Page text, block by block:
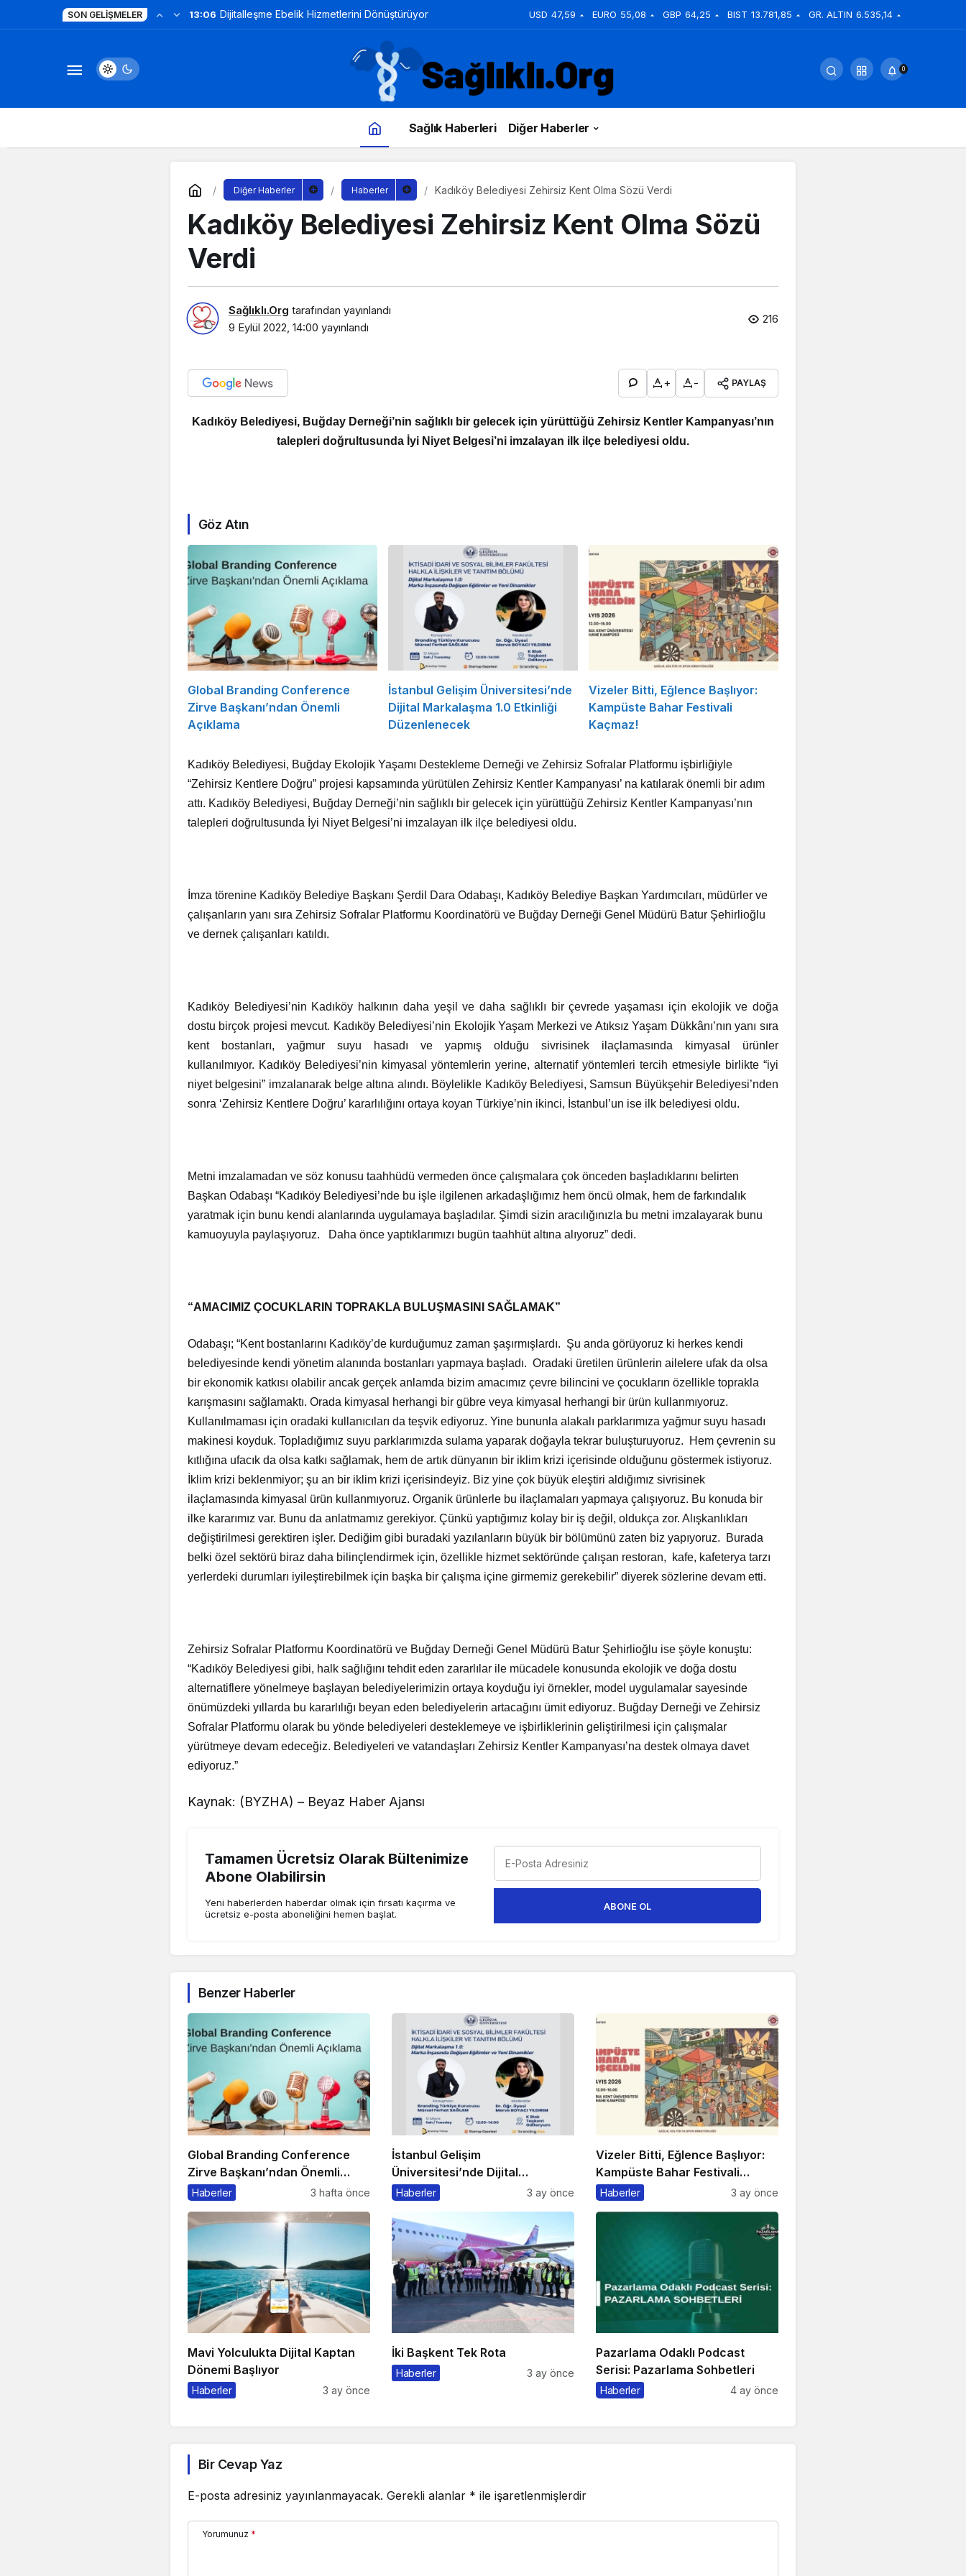
SON GELIŞMELER 13:06 Dijitalleşme Ebelik Hizmetlerini Dönüştürüyor USD 47,59 EURO 55,08 GBP 64,25 BIST 13.781,85 GR. ALTIN 6.535,14
0
Sağlık Haberleri Diğer Haberler
Diğer Haberler Haberler Kadıköy Belediyesi Zehirsiz Kent Olma Sözü Verdi
Kadıköy Belediyesi Zehirsiz Kent Olma Sözü
Verdi
Sağlıklı.Org tarafından yayınlandı
9 Eylül 2022, 14:00 yayınlandı
216
+ - PAYLAŞ
Kadıköy Belediyesi, Buğday Derneği’nin sağlıklı bir gelecek için yürüttüğü Zehirsiz Kentler Kampanyası’nın
talepleri doğrultusunda İyi Niyet Belgesi’ni imzalayan ilk ilçe belediyesi oldu.
Göz Atın
Global Branding Conference
Zirve Başkanı’ndan Önemli
Açıklama
İstanbul Gelişim Üniversitesi’nde
Dijital Markalaşma 1.0 Etkinliği
Düzenlenecek
Vizeler Bitti, Eğlence Başlıyor:
Kampüste Bahar Festivali
Kaçmaz!
Kadıköy Belediyesi, Buğday Ekolojik Yaşamı Destekleme Derneği ve Zehirsiz Sofralar Platformu işbirliğiyle
“Zehirsiz Kentlere Doğru” projesi kapsamında yürütülen Zehirsiz Kentler Kampanyası’ na katılarak önemli bir adım
attı. Kadıköy Belediyesi, Buğday Derneği’nin sağlıklı bir gelecek için yürüttüğü Zehirsiz Kentler Kampanyası’nın
talepleri doğrultusunda İyi Niyet Belgesi’ni imzalayan ilk ilçe belediyesi oldu.
İmza törenine Kadıköy Belediye Başkanı Şerdil Dara Odabaşı, Kadıköy Belediye Başkan Yardımcıları, müdürler ve
çalışanların yanı sıra Zehirsiz Sofralar Platformu Koordinatörü ve Buğday Derneği Genel Müdürü Batur Şehirlioğlu
ve dernek çalışanları katıldı.
Kadıköy Belediyesi’nin Kadıköy halkının daha yeşil ve daha sağlıklı bir çevrede yaşaması için ekolojik ve doğa
dostu birçok projesi mevcut. Kadıköy Belediyesi’nin Ekolojik Yaşam Merkezi ve Atıksız Yaşam Dükkânı’nın yanı sıra
kent bostanları, yağmur suyu hasadı ve yapmış olduğu sivrisinek ilaçlamasında kimyasal ürünler
kullanılmıyor. Kadıköy Belediyesi’nin kimyasal yöntemlerin yerine, alternatif yöntemleri tercih etmesiyle birlikte “iyi
niyet belgesini” imzalanarak belge altına alındı. Böylelikle Kadıköy Belediyesi, Samsun Büyükşehir Belediyesi’nden
sonra ‘Zehirsiz Kentlere Doğru’ kararlılığını ortaya koyan Türkiye’nin ikinci, İstanbul’un ise ilk belediyesi oldu.
Metni imzalamadan ve söz konusu taahhüdü vermeden önce çalışmalara çok önceden başladıklarını belirten
Başkan Odabaşı “Kadıköy Belediyesi’nde bu işle ilgilenen arkadaşlığımız hem öncü olmak, hem de farkındalık
yaratmak için bunu kendi alanlarında uygulamaya başladılar. Şimdi sizin aracılığınızla bu metni imzalayarak bunu
kamuoyuyla paylaşıyoruz. Daha önce yaptıklarımızı bugün taahhüt altına alıyoruz” dedi.
“AMACIMIZ ÇOCUKLARIN TOPRAKLA BULUŞMASINI SAĞLAMAK”
Odabaşı; “Kent bostanlarını Kadıköy’de kurduğumuz zaman şaşırmışlardı. Şu anda görüyoruz ki herkes kendi
belediyesinde kendi yönetim alanında bostanları yapmaya başladı. Oradaki üretilen ürünlerin ailelere ufak da olsa
bir ekonomik katkısı olabilir ancak gerçek anlamda bizim amacımız çevre bilincini ve çocukların özellikle toprakla
karışmasını sağlamaktı. Orada kimyasal herhangi bir gübre veya kimyasal herhangi bir ürün kullanmıyoruz.
Kullanılmaması için oradaki kullanıcıları da teşvik ediyoruz. Yine bununla alakalı parklarımıza yağmur suyu hasadı
makinesi koyduk. Topladığımız suyu parklarımızda sulama yaparak doğayla tekrar buluşturuyoruz. Hem çevrenin su
kıtlığına ufacık da olsa katkı sağlamak, hem de artık dünyanın bir iklim krizi içerisinde olduğunu göstermek istiyoruz.
İklim krizi beklenmiyor; şu an bir iklim krizi içerisindeyiz. Biz yine çok büyük eleştiri aldığımız sivrisinek
ilaçlamasında kimyasal ürün kullanmıyoruz. Organik ürünlerle bu ilaçlamaları yapmaya çalışıyoruz. Bu konuda bir
ilke kararımız var. Bunu da anlatmamız gerekiyor. Çünkü yaptığımız kolay bir iş değil, oldukça zor. Alışkanlıkları
değiştirilmesi gerektiren işler. Dediğim gibi buradaki yazılanların büyük bir bölümünü zaten biz yapıyoruz. Burada
belki özel sektörü biraz daha bilinçlendirmek için, özellikle hizmet sektöründe çalışan restoran, kafe, kafeterya tarzı
yerlerdeki durumları iyileştirebilmek için başka bir çalışma içine girmemiz gerekebilir” diyerek sözlerine devam etti.
Zehirsiz Sofralar Platformu Koordinatörü ve Buğday Derneği Genel Müdürü Batur Şehirlioğlu ise şöyle konuştu:
“Kadıköy Belediyesi gibi, halk sağlığını tehdit eden zararlılar ile mücadele konusunda ekolojik ve doğa dostu
alternatiflere yönelmeye başlayan belediyelerimizin ortaya koyduğu iyi örnekler, model uygulamalar sayesinde
önümüzdeki yıllarda bu kararlılığı beyan eden belediyelerin artacağını ümit ediyoruz. Buğday Derneği ve Zehirsiz
Sofralar Platformu olarak bu yönde belediyeleri desteklemeye ve işbirliklerinin geliştirilmesi için çalışmalar
yürütmeye devam edeceğiz. Belediyeleri ve vatandaşları Zehirsiz Kentler Kampanyası’na destek olmaya davet
ediyoruz.”
Kaynak: (BYZHA) – Beyaz Haber Ajansı
Tamamen Ücretsiz Olarak Bültenimize
Abone Olabilirsin
Yeni haberlerden haberdar olmak için fırsatı kaçırma ve
ücretsiz e-posta aboneliğini hemen başlat.
ABONE OL
Benzer Haberler
Global Branding Conference
Zirve Başkanı’ndan Önemli
Açıklama
Haberler 3 hafta önce
İstanbul Gelişim
Üniversitesi’nde Dijital
Markalaşma 1.0 Etkinliği
Haberler 3 ay önce
Vizeler Bitti, Eğlence Başlıyor:
Kampüste Bahar Festivali
Kaçmaz!
Haberler 3 ay önce
Mavi Yolculukta Dijital Kaptan
Dönemi Başlıyor
Haberler 3 ay önce
İki Başkent Tek Rota
Haberler 3 ay önce
Pazarlama Odaklı Podcast
Serisi: Pazarlama Sohbetleri
Haberler 4 ay önce
Bir Cevap Yaz
E-posta adresiniz yayınlanmayacak. Gerekli alanlar * ile işaretlenmişlerdir
Yorumunuz *